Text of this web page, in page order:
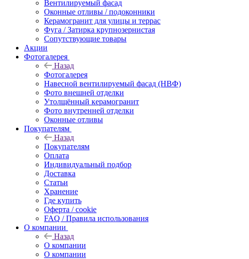
Вентилируемый фасад
Оконные отливы / подоконники
Керамогранит для улицы и террас
Фуга / Затирка крупнозернистая
Сопутствующие товары
Акции
Фотогалерея
Назад
Фотогалерея
Навесной вентилируемый фасад (НВФ)
Фото внешней отделки
Утолщённый керамогранит
Фото внутренней отделки
Оконные отливы
Покупателям
Назад
Покупателям
Оплата
Индивидуальный подбор
Доставка
Статьи
Хранение
Где купить
Оферта / cookie
FAQ / Правила использования
О компании
Назад
О компании
О компании